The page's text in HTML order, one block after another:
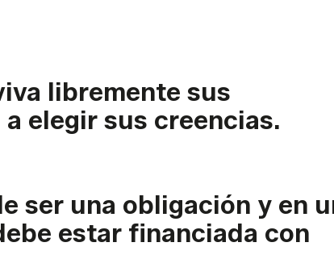
libremente sus
elegir sus creencias.
ser una obligación y en
estar financiada con